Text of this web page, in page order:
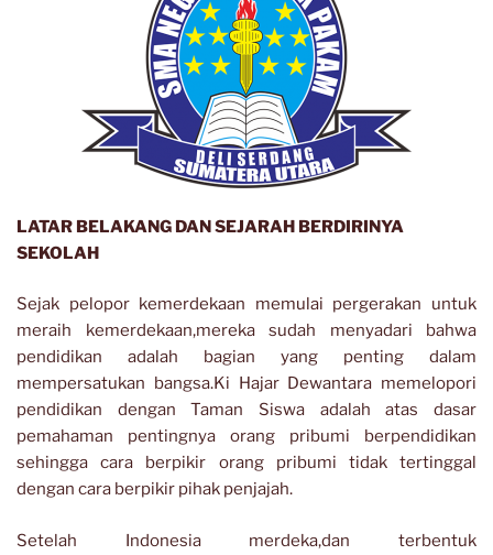
LATAR BELAKANG DAN SEJARAH BERDIRINYA
SEKOLAH
Sejak pelopor kemerdekaan memulai pergerakan untuk
meraih kemerdekaan,mereka sudah menyadari bahwa
pendidikan adalah bagian yang penting dalam
mempersatukan bangsa.Ki Hajar Dewantara memelopori
pendidikan dengan Taman Siswa adalah atas dasar
pemahaman pentingnya orang pribumi berpendidikan
sehingga cara berpikir orang pribumi tidak tertinggal
dengan cara berpikir pihak penjajah.
Setelah Indonesia merdeka,dan terbentuk